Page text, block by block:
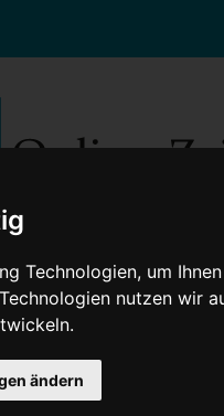
Technologien, um
nutzen wir
ändern
Gesellschaft